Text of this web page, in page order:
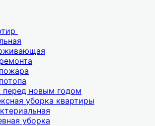
перед новым годом
уборка квартиры
уборка